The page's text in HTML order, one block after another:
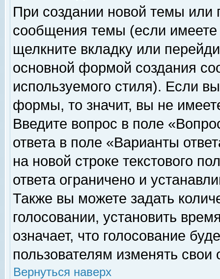
При создании новой темы или
сообщения темы (если
щелкните вкладку или
основной формой создания
используемого стиля). Если
формы, то значит, вы не
Введите вопрос в поле
ответа в поле «Варианты
на новой строке текстового
ответа ограничено и
Также вы можете задать
голосовании, установить
означает, что голосование
пользователям изменять свои
Вернуться наверх